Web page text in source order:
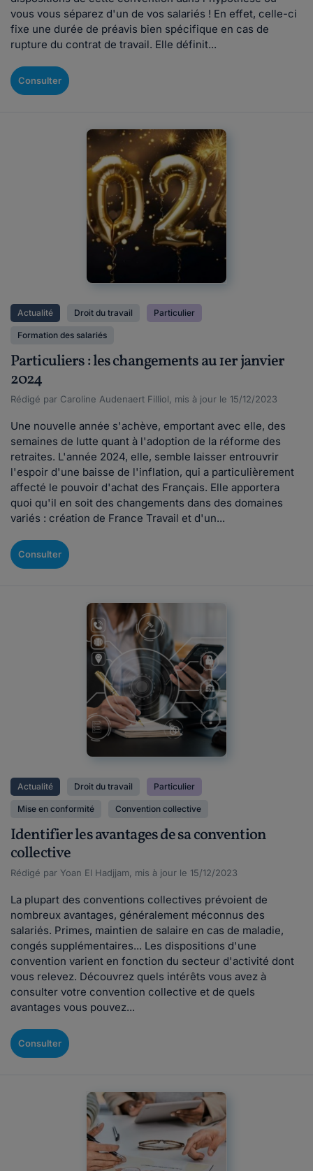
vous vous séparez d'un de vos salariés ! En effet, celle-ci
fixe une durée de préavis bien spécifique en cas de
rupture du contrat de travail. Elle définit...
Consulter
Actualité Droit du travail Particulier
Formation des salariés
Particuliers : les changements au 1er janvier
2024
Rédigé par Caroline Audenaert Filliol, mis à jour le 15/12/2023
Une nouvelle année s'achève, emportant avec elle, des
semaines de lutte quant à l'adoption de la réforme des
retraites. L'année 2024, elle, semble laisser entrouvrir
l'espoir d'une baisse de l'inflation, qui a particulièrement
affecté le pouvoir d'achat des Français. Elle apportera
quoi qu'il en soit des changements dans des domaines
variés : création de France Travail et d'un...
Consulter
Actualité Droit du travail Particulier
Mise en conformité Convention collective
Identifier les avantages de sa convention
collective
Rédigé par Yoan El Hadjjam, mis à jour le 15/12/2023
La plupart des conventions collectives prévoient de
nombreux avantages, généralement méconnus des
salariés. Primes, maintien de salaire en cas de maladie,
congés supplémentaires... Les dispositions d'une
convention varient en fonction du secteur d'activité dont
vous relevez. Découvrez quels intérêts vous avez à
consulter votre convention collective et de quels
avantages vous pouvez...
Consulter